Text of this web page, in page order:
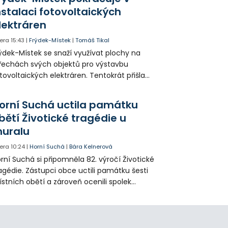
někteří obyvatelé rozhodli sepsat petici.
fotovoltaických
15:43 |Frýdek-Místek |Tomáš Tikal
Místek se snaží využívat plochy na
svých objektů pro výstavbu
elektráren. Tentokrát přišla
Suchá uctila památku
Životické tragédie u
10:24 |Horní Suchá |Bára Kelnerová
Suchá si připomněla 82. výročí Životické
Zástupci obce uctili památku šesti
obětí a zároveň ocenili spolek
prostřednictvím QR kódů u